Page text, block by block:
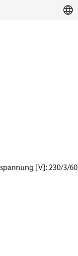
[V]: 230/3/60